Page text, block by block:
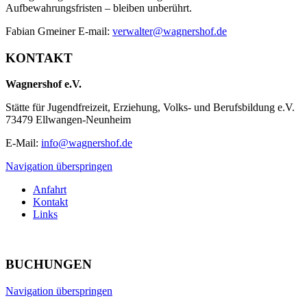
Aufbewahrungsfristen – bleiben unberührt.
Fabian Gmeiner E-mail: verwalter@wagnershof.de
KONTAKT
Wagnershof e.V.
Stätte für Jugendfreizeit, Erziehung, Volks- und Berufsbildung e.V.
73479 Ellwangen-Neunheim
E-Mail: info@wagnershof.de
Navigation überspringen
Anfahrt
Kontakt
Links
BUCHUNGEN
Navigation überspringen